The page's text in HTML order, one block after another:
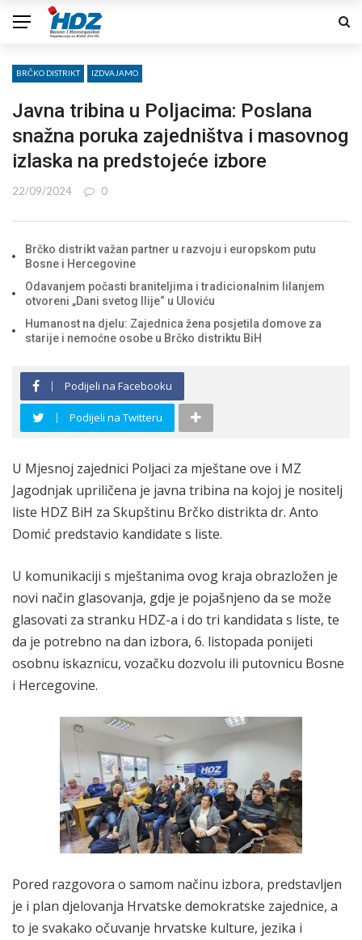
BRČKO DISTRIKT IZDVAJAMO
Javna tribina u Poljacima: Poslana
snažna poruka zajedništva i masovnog
izlaska na predstojeće izbore
22/09/2024 0
Brčko distrikt važan partner u razvoju i europskom putu
Bosne i Hercegovine
Odavanjem počasti braniteljima i tradicionalnim lilanjem
otvoreni „Dani svetog Ilije“ u Uloviću
Humanost na djelu: Zajednica žena posjetila domove za
starije i nemoćne osobe u Brčko distriktu BiH
Podijeli na Facebooku
Podijeli na Twitteru
U Mjesnoj zajednici Poljaci za mještane ove i MZ
Jagodnjak upriličena je javna tribina na kojoj je nositelj
liste HDZ BiH za Skupštinu Brčko distrikta dr. Anto
Domić predstavio kandidate s liste.
U komunikaciji s mještanima ovog kraja obrazložen je
novi način glasovanja, gdje je pojašnjeno da se može
glasovati za stranku HDZ-a i do tri kandidata s liste, te
da je potrebno na dan izbora, 6. listopada ponijeti
osobnu iskaznicu, vozačku dozvolu ili putovnicu Bosne
i Hercegovine.
Pored razgovora o samom načinu izbora, predstavljen
je i plan djelovanja Hrvatske demokratske zajednice, a
to je svakako očuvanje hrvatske kulture, jezika i